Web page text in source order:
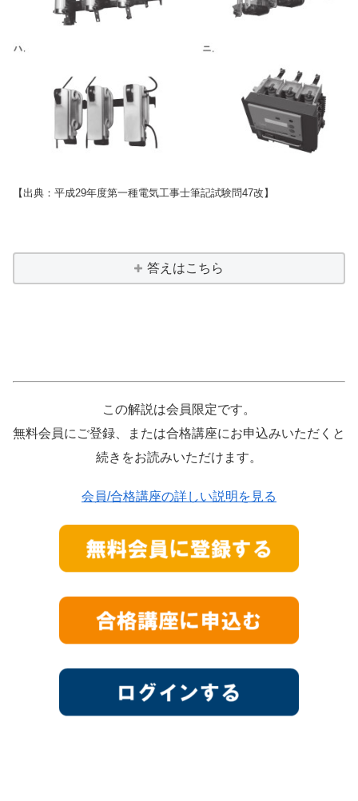
【出典：平成29年度第一種電気工事士筆記試験問47改】
答えはこちら
この解説は会員限定です。
無料会員にご登録、または合格講座にお申込みいただくと
続きをお読みいただけます。
会員/合格講座の詳しい説明を見る